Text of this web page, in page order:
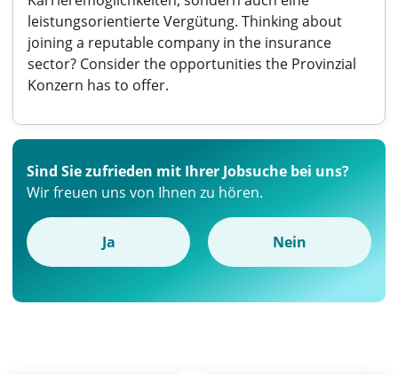
leistungsorientierte Vergütung. Thinking about
joining a reputable company in the insurance
sector? Consider the opportunities the Provinzial
Konzern has to offer.
Sind Sie zufrieden mit Ihrer Jobsuche bei uns?
Wir freuen uns von Ihnen zu hören.
Ja Nein